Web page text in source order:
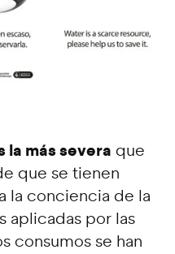
la más severa que
que se tienen
la conciencia de la
aplicadas por las
consumos se han